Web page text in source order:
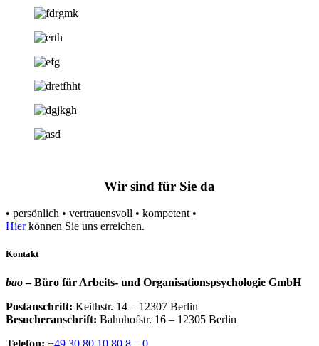
Wir sind für Sie da
• persönlich • vertrauensvoll • kompetent •
Hierkönnen Sie uns erreichen.
Kontakt
bao– Büro für Arbeits- und Organisationspsychologie GmbH
Postanschrift: Keithstr. 14 – 12307 Berlin
Besucheranschrift: Bahnhofstr. 16 – 12305 Berlin
Telefon: +49 30 80 10 80 8 – 0